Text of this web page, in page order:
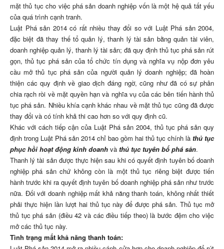
mặt thủ tục cho việc phá sản doanh nghiệp vốn là một hệ quả tất yếu
của quá trình cạnh tranh.
Luật Phá sản 2014 có rất nhiều thay đổi so với Luật Phá sản 2004,
đặc biệt đã thay thế tổ quản lý, thanh lý tài sản bằng quản tài viên,
doanh nghiệp quản lý, thanh lý tài sản; đã quy định thủ tục phá sản rút
gọn, thủ tục phá sản của tổ chức tín dụng và nghĩa vụ nộp đơn yêu
cầu mở thủ tục phá sản của người quản lý doanh nghiệp; đã hoàn
thiện các quy định về giao dịch đáng ngờ, cũng như đã có sự phân
chia rạch ròi về mặt quyền hạn và nghĩa vụ của các bên tiến hành thủ
tục phá sản. Nhiều khía cạnh khác nhau về mặt thủ tục cũng đã được
thay đổi và có tính khả thi cao hơn so với quy định cũ.
Khác với cách tiếp cận của Luật Phá sản 2004, thủ tục phá sản quy
định trong Luật Phá sản 2014 chỉ bao gồm hai thủ tục chính là thủ tục
phục hồi hoạt động kinh doanh và thủ tục tuyên bố phá sản.
Thanh lý tài sản được thực hiện sau khi có quyết định tuyên bố doanh
nghiệp phá sản chứ không còn là một thủ tục riêng biệt được tiến
hành trước khi ra quyết định tuyên bố doanh nghiệp phá sản như trước
nữa. Đối với doanh nghiệp mất khả năng thanh toán, không nhất thiết
phải thực hiện lần lượt hai thủ tục này để được phá sản. Thủ tục mở
thủ tục phá sản (điều 42 và các điều tiếp theo) là bước đệm cho việc
mở các thủ tục này.
Tình trạng mất khả năng thanh toán: